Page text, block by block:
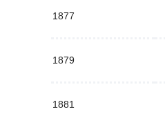
1877
1879
1881